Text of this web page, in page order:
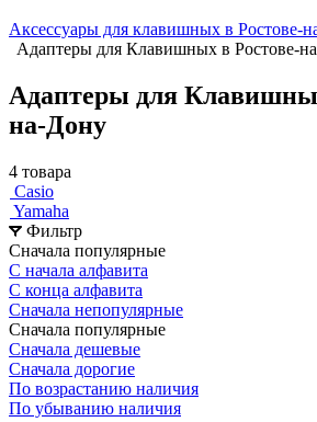
Аксессуары для клавишных в Ростове-
Адаптеры для Клавишных в Ростове-
Адаптеры для
на-Дону
4 товара
Casio
Yamaha
Фильтр
Сначала популярные
С начала алфавита
С конца алфавита
Сначала непопулярные
Сначала популярные
Сначала дешевые
Сначала дорогие
По возрастанию наличия
По убыванию наличия